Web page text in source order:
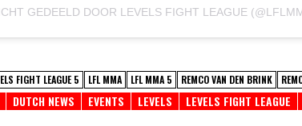
GEDEELD DOOR LEVELS FIGHT LEAGUE
FIGHT LEAGUE 5 LFL MMA LFL MMA 5 REMCO VAN DEN BRINK
DUTCH NEWS EVENTS LEVELS LEVELS FIGHT LEAGUE